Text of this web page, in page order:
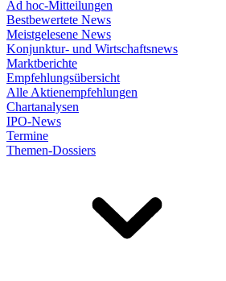
Ad hoc-Mitteilungen
Bestbewertete News
Meistgelesene News
Konjunktur- und Wirtschaftsnews
Marktberichte
Empfehlungsübersicht
Alle Aktienempfehlungen
Chartanalysen
IPO-News
Termine
Themen-Dossiers